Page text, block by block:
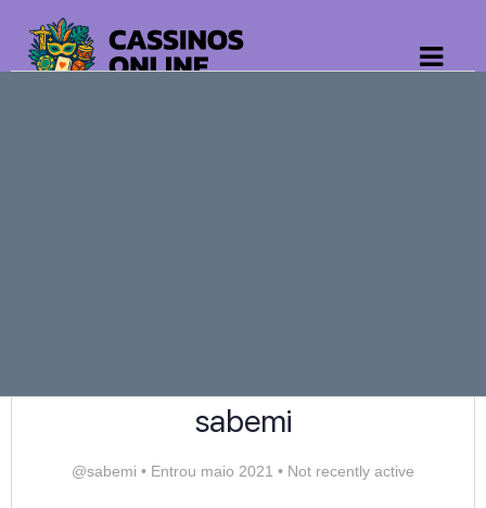
sabemi
@sabemi • Entrou maio 2021 • Not recently active